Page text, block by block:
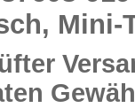
Mini-